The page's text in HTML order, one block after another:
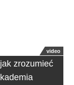
video
zrozumieć